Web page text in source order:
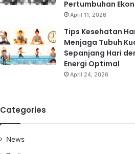
Pertumbuhan
April 11, 2026
Tips Kesehatan
Menjaga Tubuh
Sepanjang Hari
Energi Optimal
April 24, 2026
Categories
News